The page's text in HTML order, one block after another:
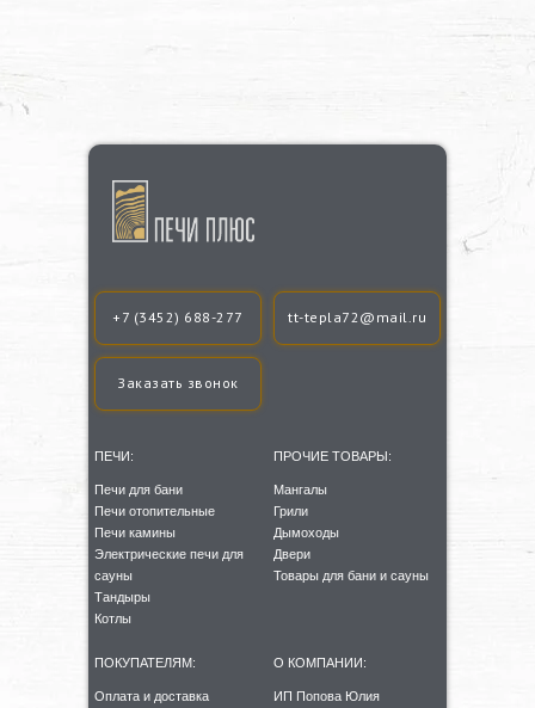
Заказать звонок
ИП Попова Юлия
+7 (3452) 688-277 tt-tepla72@mail.ru
ПЕЧИ:
ПОКУПАТЕЛЯМ: О КОМПАНИИ:
Оплата и доставка
Печи для бани
Печи отопительные
Печи камины
Электрические печи для
сауны
Тандыры
Котлы
Мангалы
Грили
Дымоходы
Двери
Товары для бани и сауны
ПРОЧИЕ ТОВАРЫ: